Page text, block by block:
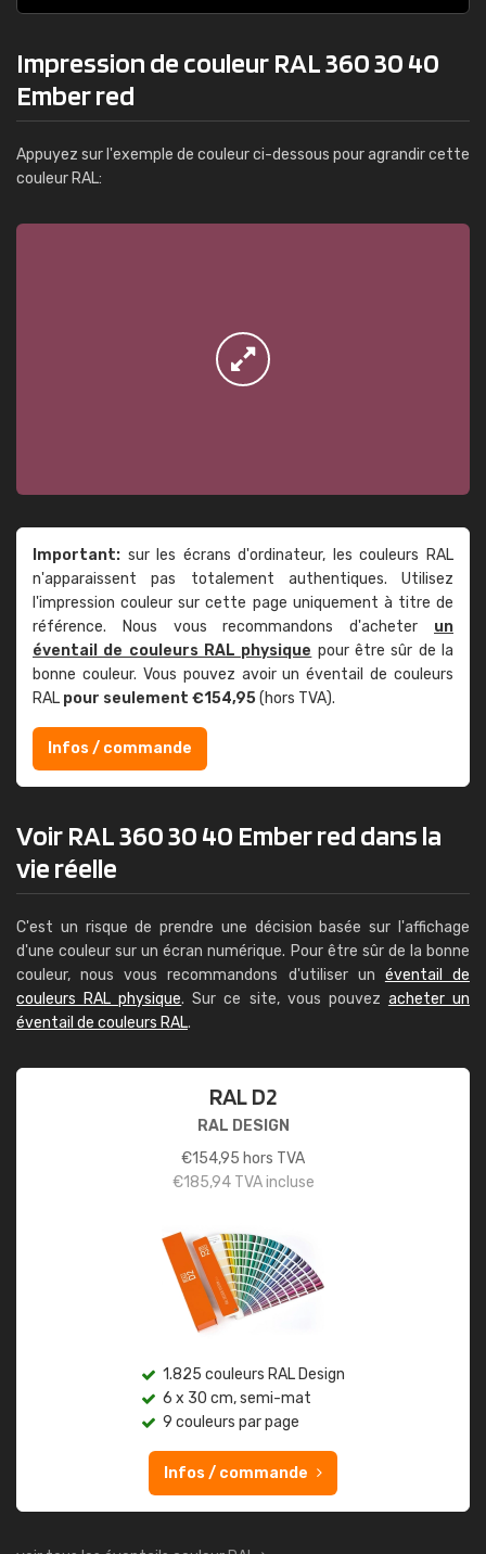
Impression de couleur RAL 360 30 40
Ember red
Appuyez sur l'exemple de couleur ci-dessous pour agrandir cette
couleur RAL:
Important: sur les écrans d'ordinateur, les couleurs RAL
n'apparaissent pas totalement authentiques. Utilisez
l'impression couleur sur cette page uniquement à titre de
référence. Nous vous recommandons d'acheter un
éventail de couleurs RAL physique pour être sûr de la
bonne couleur. Vous pouvez avoir un éventail de couleurs
RAL pour seulement €154,95(hors TVA).
Infos / commande
Voir RAL 360 30 40 Ember red dans la
vie réelle
C'est un risque de prendre une décision basée sur l'affichage
d'une couleur sur un écran numérique. Pour être sûr de la bonne
couleur, nous vous recommandons d'utiliser un éventail de
couleurs RAL physique. Sur ce site, vous pouvez acheter un
éventail de couleurs RAL.
RAL D2
RAL DESIGN
€154,95 hors TVA
€185,94TVA incluse
1.825 couleurs RAL Design
6 x 30 cm, semi-mat
9 couleurs par page
Infos / commande